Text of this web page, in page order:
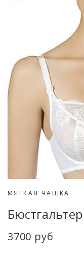
МЯГКАЯ ЧАШКА
3700 руб